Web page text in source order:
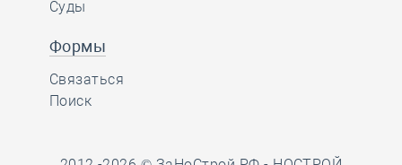
Суды
Формы
Связаться
Поиск